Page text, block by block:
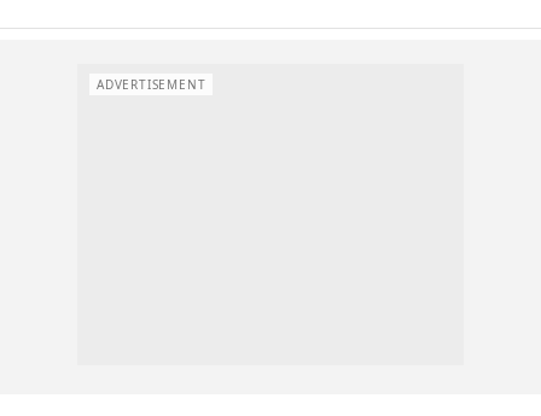
ADVERTISEMENT